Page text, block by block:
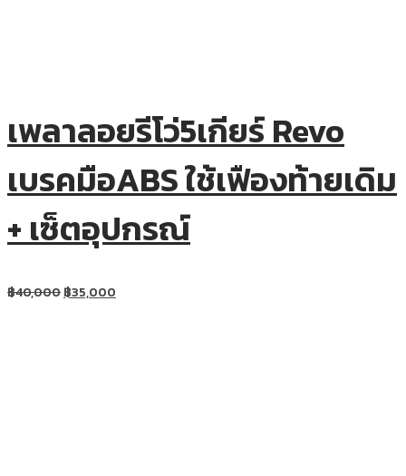
เพลาลอยรีโว่5เกียร์ Revo
เบรคมือABS ใช้เฟืองท้ายเดิม
+ เซ็ตอุปกรณ์
฿40,000฿35,000